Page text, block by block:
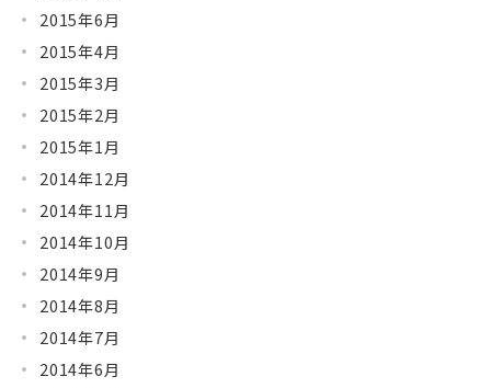
2015年6月
2015年4月
2015年3月
2015年2月
2015年1月
2014年12月
2014年11月
2014年10月
2014年9月
2014年8月
2014年7月
2014年6月